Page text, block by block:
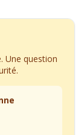
Une question